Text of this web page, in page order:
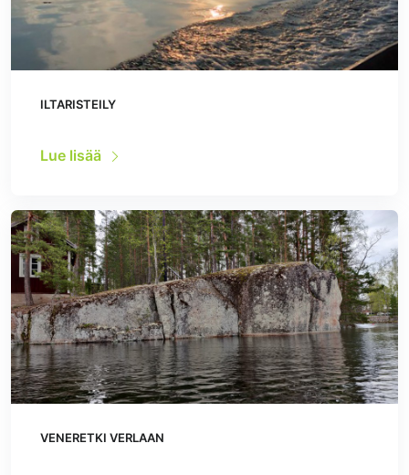
ILTARISTEILY
Lue lisää
VENERETKI VERLAAN